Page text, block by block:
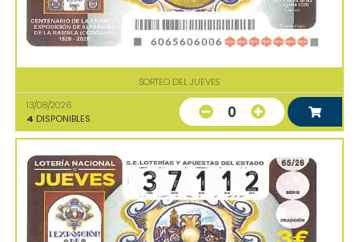
SORTEO DEL JUEVES
13/08/2026
4 DISPONIBLES 0